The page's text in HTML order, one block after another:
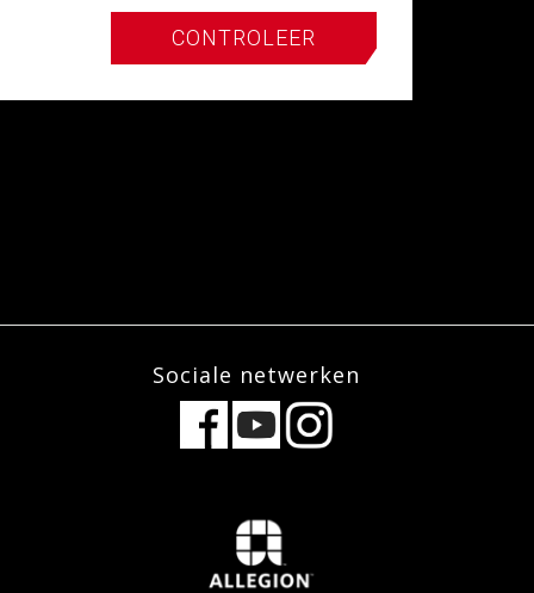
CONTROLEER
Sociale netwerken